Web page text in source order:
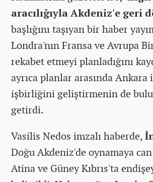
aracılığıyla Akdeniz'e geri
başlığını taşıyan bir haber
Londra'nın Fransa ve Avrupa
rekabet etmeyi planladığını
ayrıca planlar arasında Ankara
işbirliğini geliştirmenin de
getirdi.
Vasilis Nedos imzalı haberde,
Doğu Akdeniz'de oynamaya
Atina ve Güney Kıbrıs'ta